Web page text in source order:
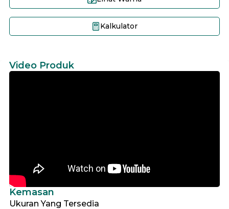
Kalkulator
Kemasan
Ukuran Yang Tersedia
Video Produk